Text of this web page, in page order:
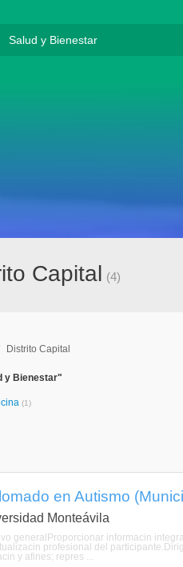
Capital (4)
Distrito Capital
y Bienestar"
(1)
en Autismo
Monteávila
generalProporcionar informacin
profesional del
y afines; repres ...